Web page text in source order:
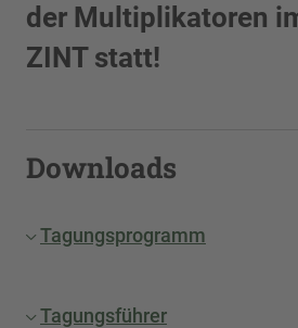
der Multiplikatoren
ZINT statt!
Downloads
Tagungsprogramm
Tagungsführer